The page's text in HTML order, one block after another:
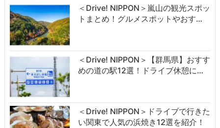
＜Drive! NIPPON＞嵐山の観光スポッ
トまとめ！グルメスポットやおす…
＜Drive! NIPPON＞【群馬県】おすす
めの道の駅12選！ドライブ休憩に…
＜Drive! NIPPON＞ドライブで行きた
い関東で人気の浜焼き12選を紹介！